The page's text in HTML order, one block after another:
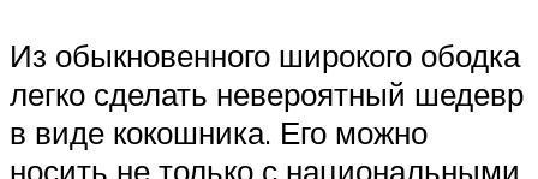
Из обыкновенного широкого ободка
легко сделать невероятный шедевр
в виде кокошника. Его можно
носить не только с национальными